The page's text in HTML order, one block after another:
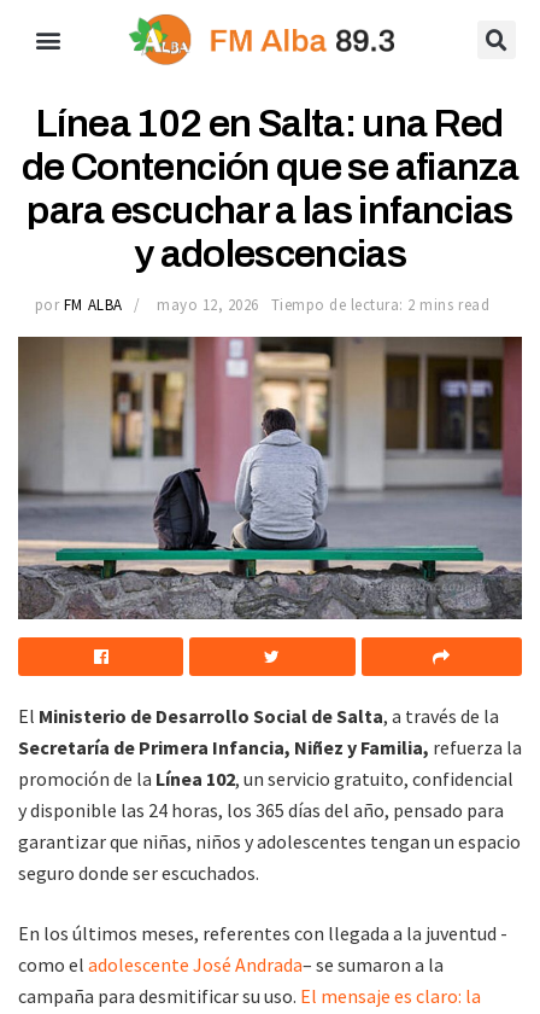
Línea 102 en Salta: una Red
de Contención que se afianza
para escuchar a las infancias
y adolescencias
por FM ALBA mayo 12, 2026 Tiempo de lectura: 2 mins read
El Ministerio de Desarrollo Social de Salta, a través de la
Secretaría de Primera Infancia, Niñez y Familia, refuerza la
promoción de la Línea 102, un servicio gratuito, confidencial
y disponible las 24 horas, los 365 días del año, pensado para
garantizar que niñas, niños y adolescentes tengan un espacio
seguro donde ser escuchados.
En los últimos meses, referentes con llegada a la juventud -
como el adolescente José Andrada– se sumaron a la
campaña para desmitificar su uso. El mensaje es claro: la